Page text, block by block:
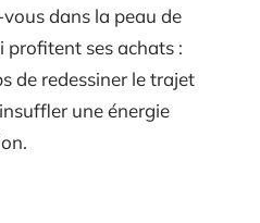
dans la peau de
profitent ses achats :
de redessiner le trajet
une énergie